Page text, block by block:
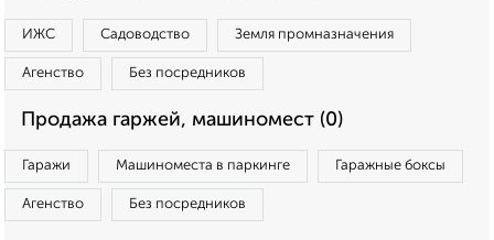
ИЖС Садоводство Земля промназначения
Агенство Без посредников
Продажа гаржей, машиномест (0)
Гаражи Машиноместа в паркинге Гаражные боксы
Агенство Без посредников